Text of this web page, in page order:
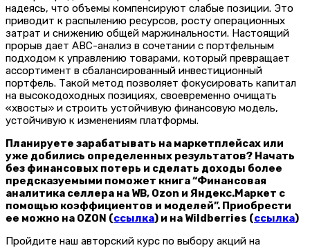
надеясь, что объемы компенсируют слабые позиции. Это
приводит к распылению ресурсов, росту операционных
затрат и снижению общей маржинальности. Настоящий
прорыв дает ABC-анализ в сочетании с портфельным
подходом к управлению товарами, который превращает
ассортимент в сбалансированный инвестиционный
портфель. Такой метод позволяет фокусировать капитал
на высокодоходных позициях, своевременно очищать
«хвосты» и строить устойчивую финансовую модель,
устойчивую к изменениям платформы.
Планируете зарабатывать на маркетплейсах или
уже добились определенных результатов? Начать
без финансовых потерь и сделать доходы более
предсказуемыми поможет книга “Финансовая
аналитика селлера на WB, Ozon и Яндекс.Маркет с
помощью коэффициентов и моделей”. Приобрести
ее можно на OZON (ссылка) и на Wildberries (ссылка)
Пройдите наш авторский курс по выбору акций на